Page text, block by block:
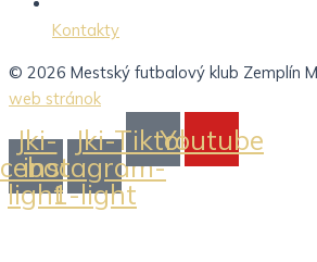
Kontakty
© 2026 Mestský futbalový klub Zemplín
web stránok
Jki-
light
Jki-
instagram-
1-light
TiktokYoutube